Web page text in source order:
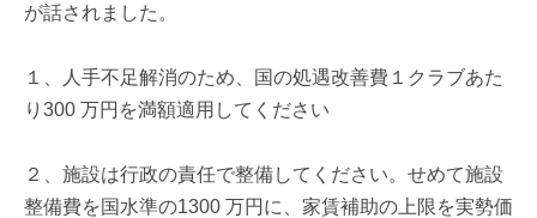
が話されました。
１、人手不足解消のため、国の処遇改善費１クラブあた
り300 万円を満額適用してください
２、施設は行政の責任で整備してください。せめて施設
整備費を国水準の1300 万円に、家賃補助の上限を実勢価